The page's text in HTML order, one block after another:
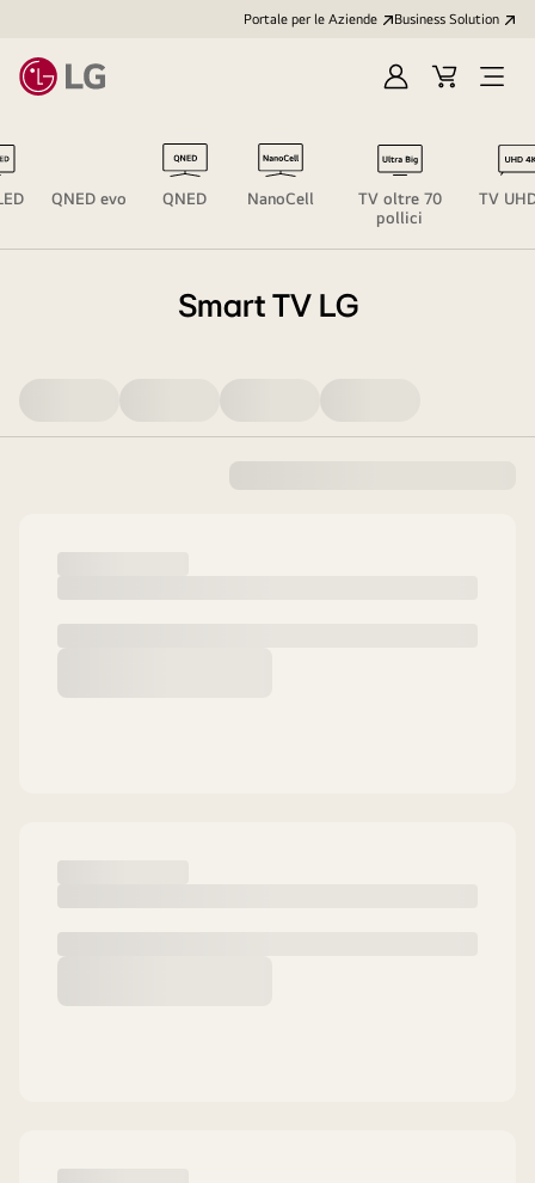
Portale per le Aziende Business Solution
Accedi
Registrati
Cart
Open
QNED evo QNED NanoCell
TV oltre 70
pollici
TV
Smart TV LG